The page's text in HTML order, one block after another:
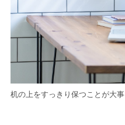
机の上をすっきり保つことが大事